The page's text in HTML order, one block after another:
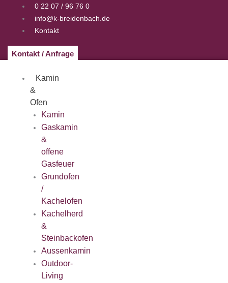
springen
0 22 07 / 96 76 0
info@k-breidenbach.de
Kontakt
Kontakt / Anfrage
Kamin
&
Ofen
Kamin
Gaskamin
&
offene
Gasfeuer
Grundofen
/
Kachelofen
Kachelherd
&
Steinbackofen
Aussenkamin
Outdoor-
Living